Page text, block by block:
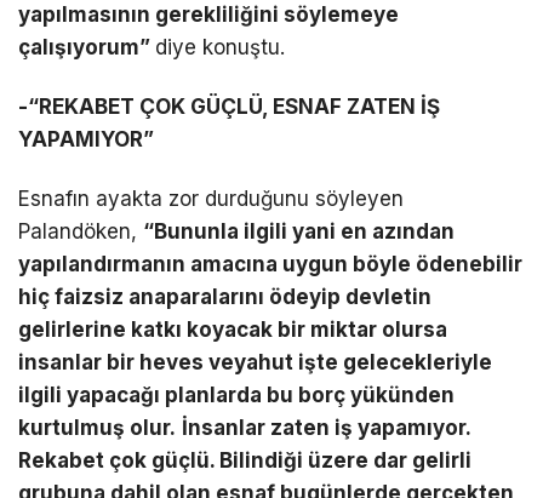
yapılmasının gerekliliğini söylemeye
çalışıyorum” diye konuştu.
-“REKABET ÇOK GÜÇLÜ, ESNAF ZATEN İŞ
YAPAMIYOR”
Esnafın ayakta zor durduğunu söyleyen
Palandöken, “Bununla ilgili yani en azından
yapılandırmanın amacına uygun böyle ödenebilir
hiç faizsiz anaparalarını ödeyip devletin
gelirlerine katkı koyacak bir miktar olursa
insanlar bir heves veyahut işte gelecekleriyle
ilgili yapacağı planlarda bu borç yükünden
kurtulmuş olur. İnsanlar zaten iş yapamıyor.
Rekabet çok güçlü. Bilindiği üzere dar gelirli